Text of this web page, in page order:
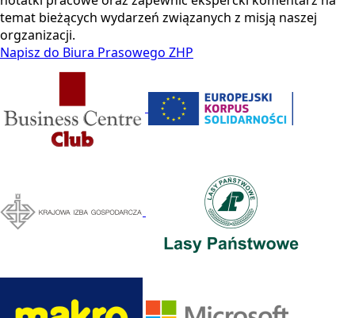
temat bieżących wydarzeń związanych z misją naszej
orgzanizacji.
Napisz do Biura Prasowego ZHP